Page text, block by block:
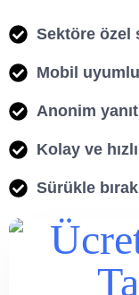
Sektöre özel
Mobil
Anonim
Kolay ve
Sürükle bırak